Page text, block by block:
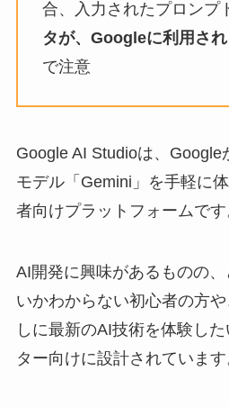
合、入力されたプロンプ
タが、Googleに利用さ
で注意
Google AI Studioは、Google
モデル「Gemini」を手軽に
者向けプラットフォームです
AI開発に興味があるものの
いかわからない初心者の方
しに最新のAI技術を体験し
ター向けに設計されています